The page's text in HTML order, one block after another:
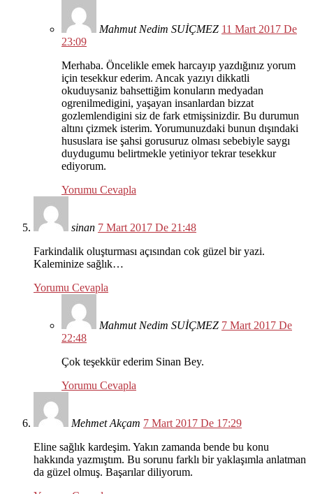
Mahmut Nedim SUİÇMEZ 11 Mart 2017 De
23:09
Merhaba. Öncelikle emek harcayıp yazdığınız yorum
için tesekkur ederim. Ancak yazıyı dikkatli
okuduysaniz bahsettiğim konuların medyadan
ogrenilmedigini, yaşayan insanlardan bizzat
gozlemlendigini siz de fark etmişsinizdir. Bu durumun
altını çizmek isterim. Yorumunuzdaki bunun dışındaki
hususlara ise şahsi gorusuruz olması sebebiyle saygı
duydugumu belirtmekle yetiniyor tekrar tesekkur
ediyorum.
Yorumu Cevapla
sinan 7 Mart 2017 De 21:48
Farkindalik oluşturması açısından cok güzel bir yazi.
Kaleminize sağlık…
Yorumu Cevapla
Mahmut Nedim SUİÇMEZ 7 Mart 2017 De
22:48
Çok teşekkür ederim Sinan Bey.
Yorumu Cevapla
Mehmet Akçam 7 Mart 2017 De 17:29
Eline sağlık kardeşim. Yakın zamanda bende bu konu
hakkında yazmıştım. Bu sorunu farklı bir yaklaşımla anlatman
da güzel olmuş. Başarılar diliyorum.